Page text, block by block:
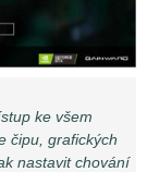
ke všem
čipu, grafických
nastavit chování